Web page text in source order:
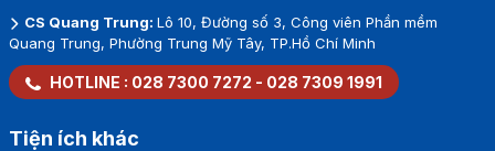
CS Quang Trung: Lô 10, Đường số 3, Công viên Phần mềm
Quang Trung, Phường Trung Mỹ Tây, TP.Hồ Chí Minh
HOTLINE : 028 7300 7272 - 028 7309 1991
Tiện ích khác